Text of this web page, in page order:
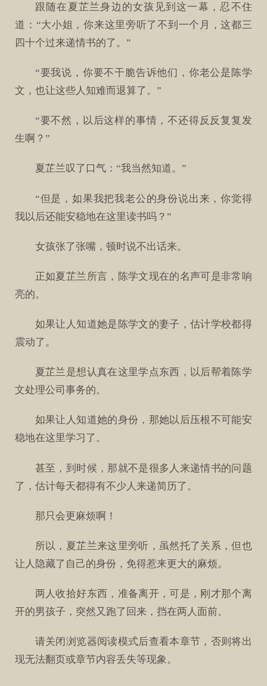
跟随在夏芷兰身边的女孩见到这一幕，忍不住
道：“大小姐，你来这里旁听了不到一个月，这都三
四十个过来递情书的了。”
“要我说，你要不干脆告诉他们，你老公是陈学
文，也让这些人知难而退算了。”
“要不然，以后这样的事情，不还得反反复复发
生啊？”
夏芷兰叹了口气：“我当然知道。”
“但是，如果我把我老公的身份说出来，你觉得
我以后还能安稳地在这里读书吗？”
女孩张了张嘴，顿时说不出话来。
正如夏芷兰所言，陈学文现在的名声可是非常响
亮的。
如果让人知道她是陈学文的妻子，估计学校都得
震动了。
夏芷兰是想认真在这里学点东西，以后帮着陈学
文处理公司事务的。
如果让人知道她的身份，那她以后压根不可能安
稳地在这里学习了。
甚至，到时候，那就不是很多人来递情书的问题
了，估计每天都得有不少人来递简历了。
那只会更麻烦啊！
所以，夏芷兰来这里旁听，虽然托了关系，但也
让人隐藏了自己的身份，免得惹来更大的麻烦。
两人收拾好东西，准备离开，可是，刚才那个离
开的男孩子，突然又跑了回来，挡在两人面前。
请关闭浏览器阅读模式后查看本章节，否则将出
现无法翻页或章节内容丢失等现象。